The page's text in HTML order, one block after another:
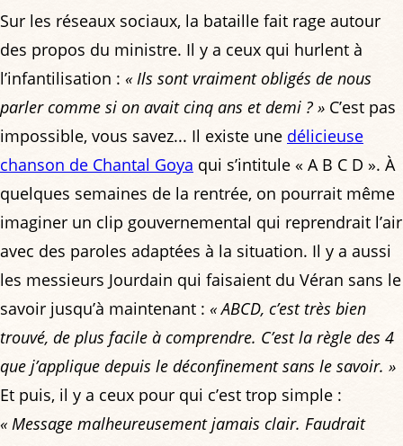
Sur les réseaux sociaux, la bataille fait rage autour
des propos du ministre. Il y a ceux qui hurlent à
l’infantilisation : « Ils sont vraiment obligés de nous
parler comme si on avait cinq ans et demi ? » C’est pas
impossible, vous savez... Il existe une délicieuse
chanson de Chantal Goya qui s’intitule « A B C D ». À
quelques semaines de la rentrée, on pourrait même
imaginer un clip gouvernemental qui reprendrait l’air
avec des paroles adaptées à la situation. Il y a aussi
les messieurs Jourdain qui faisaient du Véran sans le
savoir jusqu’à maintenant : « ABCD, c’est très bien
trouvé, de plus facile à comprendre. C’est la règle des 4
que j’applique depuis le déconfinement sans le savoir. »
Et puis, il y a ceux pour qui c’est trop simple :
« Message malheureusement jamais clair. Faudrait